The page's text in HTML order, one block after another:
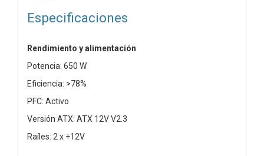
Especificaciones
Rendimiento y alimentación
Potencia: 650 W
Eficiencia: >78%
PFC: Activo
Versión ATX: ATX 12V V2.3
Raíles: 2 x +12V